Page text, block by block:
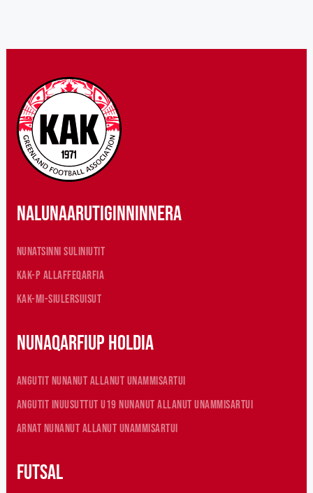
Nalunaarutiginninnera
Nunatsinni suliniutit
KAK-p allaffeqarfia
KAK-mi-siulersuisut
Nunaqarfiup holdia
Angutit nunanut allanut unammisartui
Angutit inuusuttut U19 nunanut allanut unammisartui
Arnat nunanut allanut unammisartui
Futsal